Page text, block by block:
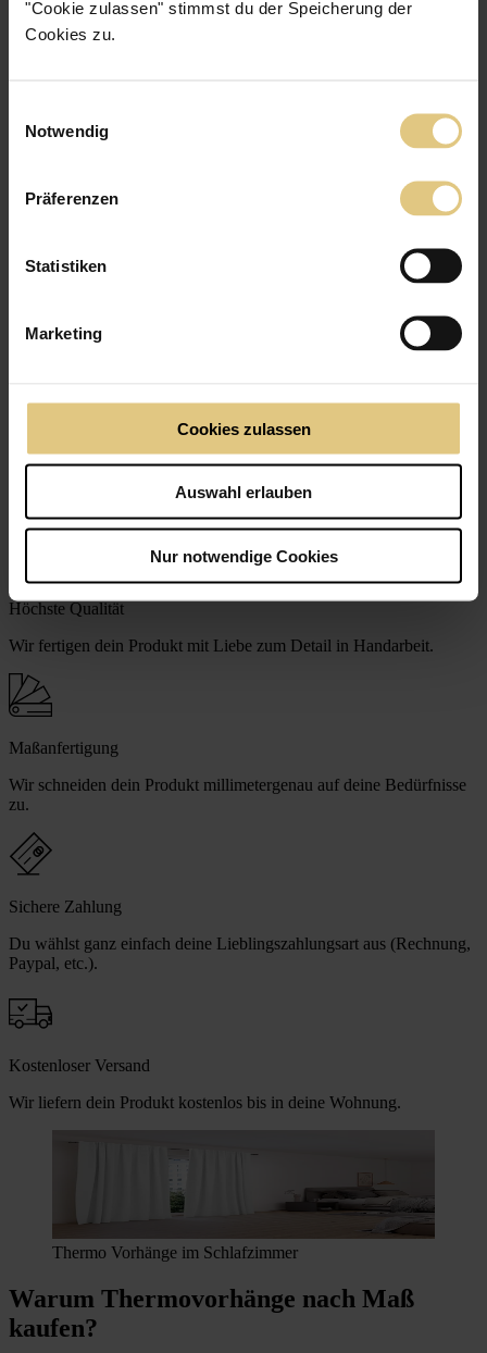
"Cookie zulassen" stimmst du der Speicherung der
Cookies zu.
Notwendig
Präferenzen
Statistiken
Marketing
Cookies zulassen
Auswahl erlauben
Nur notwendige Cookies
Verdunkelungs­vorhang Arubaab 53 €
Jetzt zum Produkt
Dunkelt zu ca. 80% ab
Höchste Qualität
Wir fertigen dein Produkt mit Liebe zum Detail in Handarbeit.
Maßanfertigung
Wir schneiden dein Produkt millimetergenau auf deine Bedürfnisse
zu.
Sichere Zahlung
Du wählst ganz einfach deine Lieblingszahlungsart aus (Rechnung,
Paypal, etc.).
Kostenloser Versand
Wir liefern dein Produkt kostenlos bis in deine Wohnung.
Thermo Vorhänge im Schlafzimmer
Warum Thermovorhänge nach Maß
kaufen?